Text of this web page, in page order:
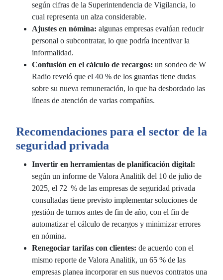
según cifras de la Superintendencia de Vigilancia, lo
cual representa un alza considerable.
Ajustes en nómina: algunas empresas evalúan reducir
personal o subcontratar, lo que podría incentivar la
informalidad.
Confusión en el cálculo de recargos: un sondeo de W
Radio reveló que el 40 % de los guardas tiene dudas
sobre su nueva remuneración, lo que ha desbordado las
líneas de atención de varias compañías.
Recomendaciones para el sector de la
seguridad privada
Invertir en herramientas de planificación digital:
según un informe de Valora Analitik del 10 de julio de
2025, el 72 % de las empresas de seguridad privada
consultadas tiene previsto implementar soluciones de
gestión de turnos antes de fin de año, con el fin de
automatizar el cálculo de recargos y minimizar errores
en nómina.
Renegociar tarifas con clientes: de acuerdo con el
mismo reporte de Valora Analitik, un 65 % de las
empresas planea incorporar en sus nuevos contratos una